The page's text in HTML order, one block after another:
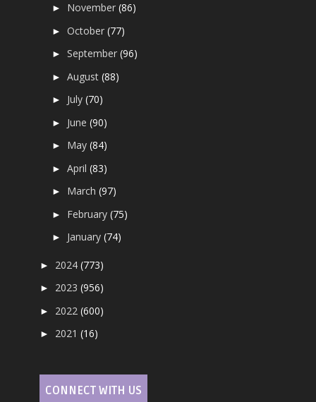
► November(86)
►October(77)
►September(96)
►August(88)
► July(70)
► June(90)
► May(84)
►April(83)
► March(97)
► February(75)
► January(74)
► 2024(773)
► 2023(956)
► 2022(600)
► 2021(16)
CONNECT WITH US